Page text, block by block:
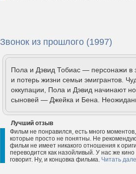
Звонок из прошлого (1997)
Пола и Дэвид Тобиас — персонажи в
и потерь жизни семьи эмигрантов.
оккупации, Пола и Дэвид начинают
сыновей — Джейка и Бена.
Лучший отзыв
Фильм не понравился, есть много
которые просто не понятны. Не
фильм не имеет никакого отношения к
переводится как назойливый. У нас же
говорит. Ну, и концовка фильма. Читать